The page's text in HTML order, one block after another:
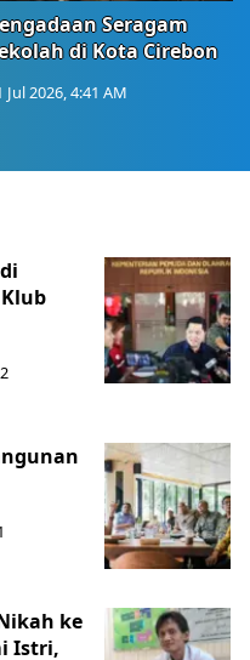
Seragam
di Kota Cirebon
Jul 2026, 4:41 AM
ke
Istri,